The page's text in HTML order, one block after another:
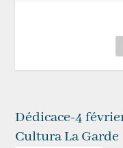
Dédicace-4
Cultura La Garde